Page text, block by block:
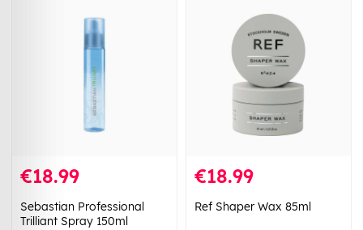
€18.99
Sebastian Professional
Trilliant Spray 150ml
€18.99
Ref Shaper Wax 85ml